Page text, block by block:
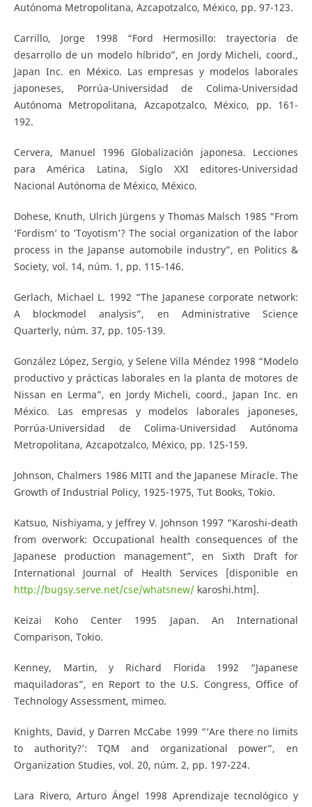
Autónoma Metropolitana, Azcapotzalco, México, pp. 97-123.
Carrillo, Jorge 1998 “Ford Hermosillo: trayectoria de
desarrollo de un modelo híbrido”, en Jordy Micheli, coord.,
Japan Inc. en México. Las empresas y modelos laborales
japoneses, Porrúa-Universidad de Colima-Universidad
Autónoma Metropolitana, Azcapotzalco, México, pp. 161-
192.
Cervera, Manuel 1996 Globalización japonesa. Lecciones
para América Latina, Siglo XXI editores-Universidad
Nacional Autónoma de México, México.
Dohese, Knuth, Ulrich Jürgens y Thomas Malsch 1985 “From
‘Fordism’ to ‘Toyotism’? The social organization of the labor
process in the Japanse automobile industry”, en Politics &
Society, vol. 14, núm. 1, pp. 115-146.
Gerlach, Michael L. 1992 “The Japanese corporate network:
A blockmodel analysis”, en Administrative Science
Quarterly, núm. 37, pp. 105-139.
González López, Sergio, y Selene Villa Méndez 1998 “Modelo
productivo y prácticas laborales en la planta de motores de
Nissan en Lerma”, en Jordy Micheli, coord., Japan Inc. en
México. Las empresas y modelos laborales japoneses,
Porrúa-Universidad de Colima-Universidad Autónoma
Metropolitana, Azcapotzalco, México, pp. 125-159.
Johnson, Chalmers 1986 MITI and the Japanese Miracle. The
Growth of Industrial Policy, 1925-1975, Tut Books, Tokio.
Katsuo, Nishiyama, y Jeffrey V. Johnson 1997 “Karoshi-death
from overwork: Occupational health consequences of the
Japanese production management”, en Sixth Draft for
International Journal of Health Services [disponible en
http://bugsy.serve.net/cse/whatsnew/karoshi.htm].
Keizai Koho Center 1995 Japan. An International
Comparison, Tokio.
Kenney, Martin, y Richard Florida 1992 “Japanese
maquiladoras”, en Report to the U.S. Congress, Office of
Technology Assessment, mimeo.
Knights, David, y Darren McCabe 1999 “‘Are there no limits
to authority?’: TQM and organizational power”, en
Organization Studies, vol. 20, núm. 2, pp. 197-224.
Lara Rivero, Arturo Ángel 1998 Aprendizaje tecnológico y